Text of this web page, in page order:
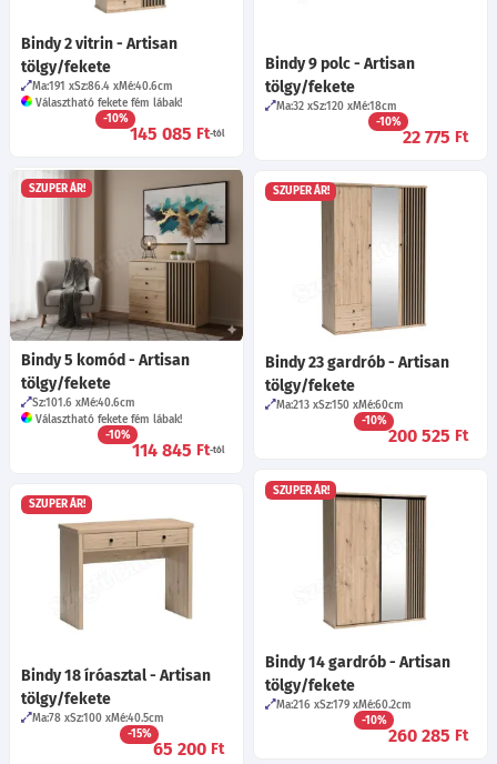
Bindy 2 vitrin - Artisan
tölgy/fekete
Ma:191 Sz:86.4 Mé:40.6cm
Választható fekete fém lábak!
-10%
145 085 Ft-tól
Bindy 9 polc - Artisan
tölgy/fekete
Ma:32 Sz:120 Mé:18cm
-10%
22 775 Ft
SZUPER ÁR!
Bindy 5 komód - Artisan
tölgy/fekete
Sz:101.6 Mé:40.6cm
Választható fekete fém lábak!
-10%
114 845 Ft-tól
SZUPER ÁR!
Bindy 23 gardrób - Artisan
tölgy/fekete
Ma:213 Sz:150 Mé:60cm
-10%
200 525 Ft
SZUPER ÁR!
Bindy 14 gardrób - Artisan
tölgy/fekete
Ma:216 Sz:179 Mé:60.2cm
-10%
260 285 Ft
SZUPER ÁR!
Bindy 18 íróasztal - Artisan
tölgy/fekete
Ma:78 Sz:100 Mé:40.5cm
-15%
65 200 Ft